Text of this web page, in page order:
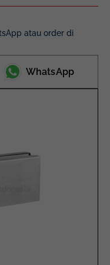
atau order di
WhatsApp